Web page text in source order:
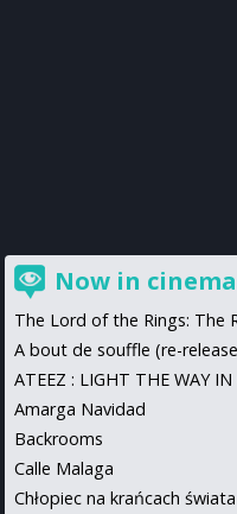
Now in
The Lord of the Rings: The
A bout de souffle (re-
ATEEZ : LIGHT THE WAY IN
Amarga Navidad
Backrooms
Calle Malaga
Chłopiec na krańcach świata